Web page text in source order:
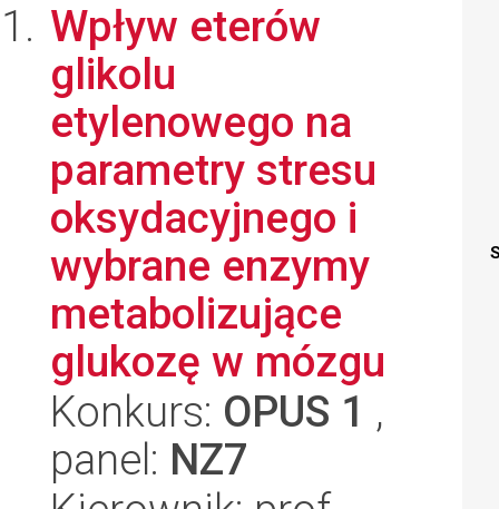
Wpływ eterów
glikolu
etylenowego na
parametry stresu
oksydacyjnego i
wybrane enzymy
metabolizujące
glukozę w mózgu
Konkurs: OPUS 1 ,
panel: NZ7